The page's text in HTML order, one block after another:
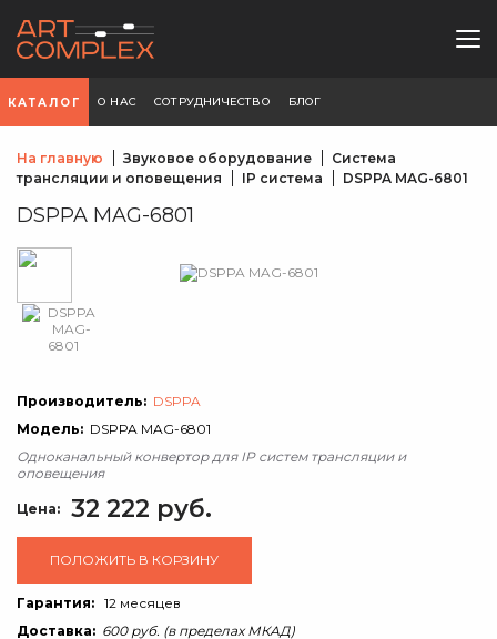
КАТАЛОГ О НАС СОТРУДНИЧЕСТВО БЛОГ
На главную Звуковое оборудование
Система
трансляции и оповещения
IP система DSPPA MAG-6801
DSPPA MAG-6801
Производитель: DSPPA
Модель: DSPPA MAG-6801
Одноканальный конвертор для IP систем трансляции и
оповещения
Цена: 32 222 руб.
ПОЛОЖИТЬ В КОРЗИНУ
Гарантия: 12 месяцев
Доставка: 600 руб. (в пределах МКАД)